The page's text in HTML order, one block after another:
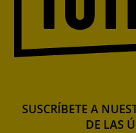
SUSCRÍBETE A
DE LAS